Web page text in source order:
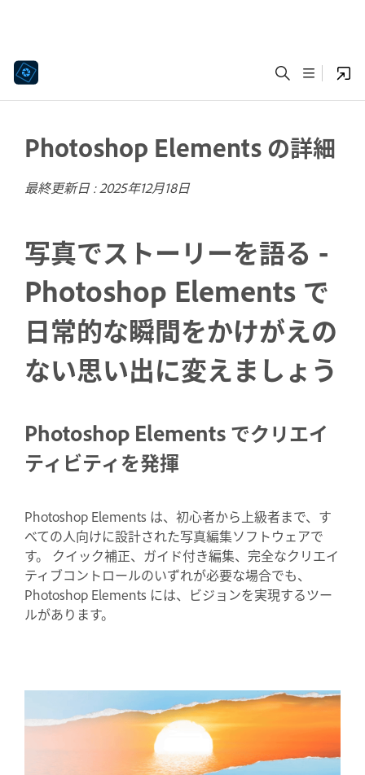
Photoshop Elements の詳細
最終更新日 :2025年12月18日
写真でストーリーを語る -
Photoshop Elements で
日常的な瞬間をかけがえの
ない思い出に変えましょう
Photoshop Elements でクリエイ
ティビティを発揮
Photoshop Elements は、初心者から上級者まで、す
べての人向けに設計された写真編集ソフトウェアで
す。 クイック補正、ガイド付き編集、完全なクリエイ
ティブコントロールのいずれが必要な場合でも、
Photoshop Elements には、ビジョンを実現するツー
ルがあります。